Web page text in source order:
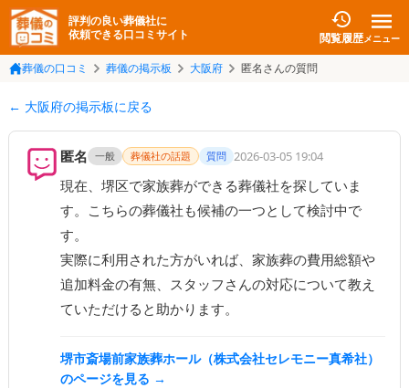
評判の良い葬儀社に
依頼できる口コミサイト
閲覧履歴メニュー
葬儀の口コミ 葬儀の掲示板 大阪府 匿名さんの質問
← 大阪府の掲示板に戻る
匿名 一般 葬儀社の話題 質問 2026-03-05 19:04
現在、堺区で家族葬ができる葬儀社を探していま
す。こちらの葬儀社も候補の一つとして検討中で
す。
実際に利用された方がいれば、家族葬の費用総額や
追加料金の有無、スタッフさんの対応について教え
ていただけると助かります。
堺市斎場前家族葬ホール（株式会社セレモニー真希社）
のページを見る →